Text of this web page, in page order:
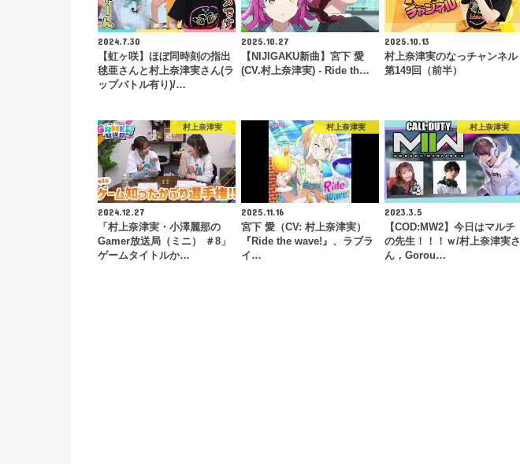
2024.7.30
【虹ヶ咲】ほぼ同時刻の指出
毬亜さんと村上奈津実さん(ラ
ップバトル有り)/…
2025.10.27
【NIJIGAKU新曲】宮下 愛
(CV.村上奈津実) - Ride th…
2025.10.13
村上奈津実のなっチャンネル
第149回（前半）
村上奈津実
2024.12.27
「村上奈津実・小澤麗那の
Gamer放送局（ミニ） ＃8」
ゲームタイトルか…
村上奈津実
2025.11.16
宮下 愛（CV: 村上奈津実）
『Ride the wave!』、ラブラ
イ…
村上奈津実
2023.3.5
【COD:MW2】今日はマルチ
の先生！！！ｗ/村上奈津実さ
ん，Gorou…